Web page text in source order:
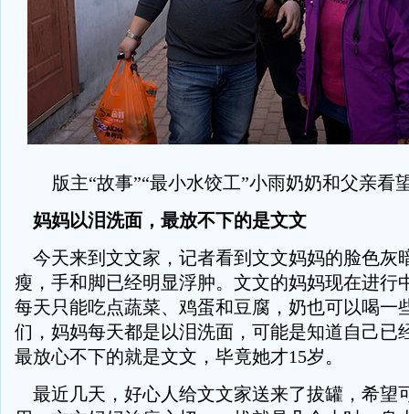
版主“故事”“最小水饺工”小雨奶奶和父亲看
妈妈以泪洗面，最放不下的是文文
今天来到文文家，记者看到文文妈妈的脸色灰
瘦，手和脚已经明显浮肿。文文的妈妈现在进行
每天只能吃点蔬菜、鸡蛋和豆腐，奶也可以喝一
们，妈妈每天都是以泪洗面，可能是知道自己已
最放心不下的就是文文，毕竟她才15岁。
最近几天，好心人给文文家送来了拔罐，希望